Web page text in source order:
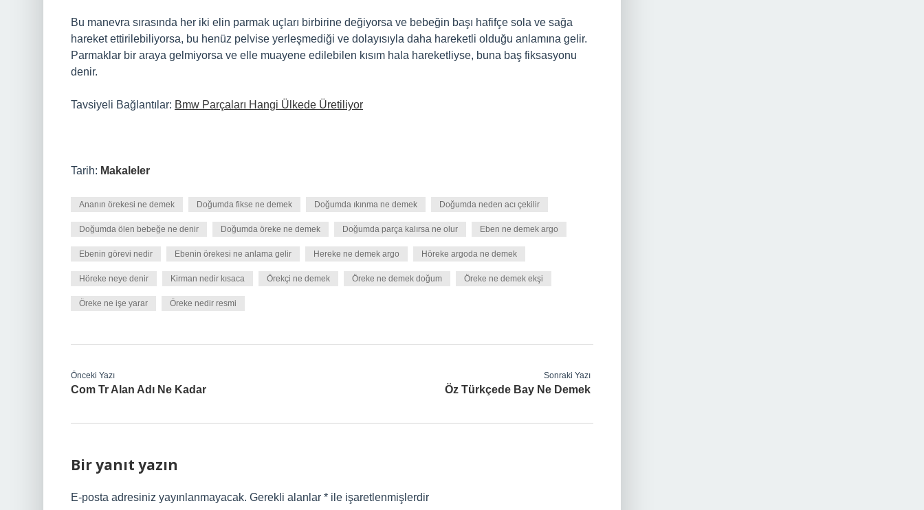
Bu manevra sırasında her iki elin parmak uçları birbirine değiyorsa ve bebeğin başı hafifçe sola ve sağa
hareket ettirilebiliyorsa, bu henüz pelvise yerleşmediği ve dolayısıyla daha hareketli olduğu anlamına gelir.
Parmaklar bir araya gelmiyorsa ve elle muayene edilebilen kısım hala hareketliyse, buna baş fiksasyonu
denir.
Tavsiyeli Bağlantılar: Bmw Parçaları Hangi Ülkede Üretiliyor
Tarih: Makaleler
Ananın örekesi ne demek Doğumda fikse ne demek Doğumda ıkınma ne demek Doğumda neden acı çekilir
Doğumda ölen bebeğe ne denir Doğumda öreke ne demek Doğumda parça kalırsa ne olur Eben ne demek argo
Ebenin görevi nedir Ebenin örekesi ne anlama gelir Hereke ne demek argo Höreke argoda ne demek
Höreke neye denir Kirman nedir kısaca Örekçi ne demek Öreke ne demek doğum Öreke ne demek ekşi
Öreke ne işe yarar Öreke nedir resmi
Önceki Yazı
Com Tr Alan Adı Ne Kadar
Sonraki Yazı
Öz Türkçede Bay Ne Demek
Bir yanıt yazın
E-posta adresiniz yayınlanmayacak. Gerekli alanlar * ile işaretlenmişlerdir